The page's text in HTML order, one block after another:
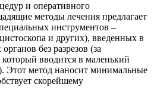
и оперативного
методы лечения предлагает
инструментов –
и других), введенных в
без разрезов (за
вводится в маленький
Этот метод наносит минимальные
скорейшему